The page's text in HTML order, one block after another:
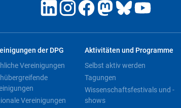
der DPG
Vereinigungen
Vereinigungen
Aktivitäten und Programme
Selbst aktiv werden
Tagungen
Wissenschaftsfestivals und -
shows